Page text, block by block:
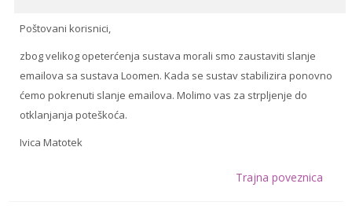
Poštovani korisnici,
zbog velikog opeterćenja sustava morali smo zaustaviti slanje
emailova sa sustava Loomen. Kada se sustav stabilizira ponovno
ćemo pokrenuti slanje emailova. Molimo vas za strpljenje do
otklanjanja poteškoća.
Ivica Matotek
Trajna poveznica